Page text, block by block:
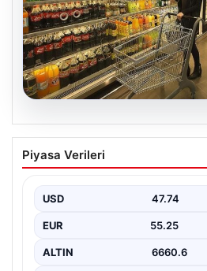
Enflasyon verileri ne
açıklanacak? 2026 TÜİK
Piyasa Verileri
USD 47.74
EUR 55.25
ALTIN 6660.6